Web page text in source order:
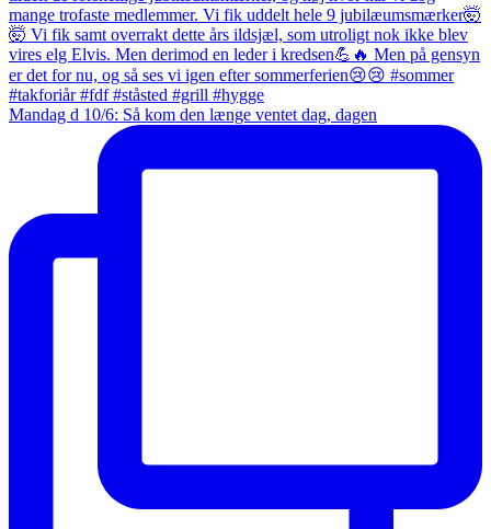
Mandag d 10/6: Så kom den længe ventet dag, dagen